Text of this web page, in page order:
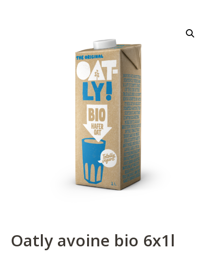
Oatly avoine bio 6x1l